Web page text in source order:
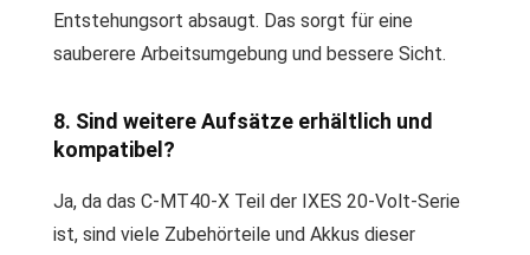
Entstehungsort absaugt. Das sorgt für eine
sauberere Arbeitsumgebung und bessere Sicht.
8. Sind weitere Aufsätze erhältlich und
kompatibel?
Ja, da das C-MT40-X Teil der IXES 20-Volt-Serie
ist, sind viele Zubehörteile und Akkus dieser